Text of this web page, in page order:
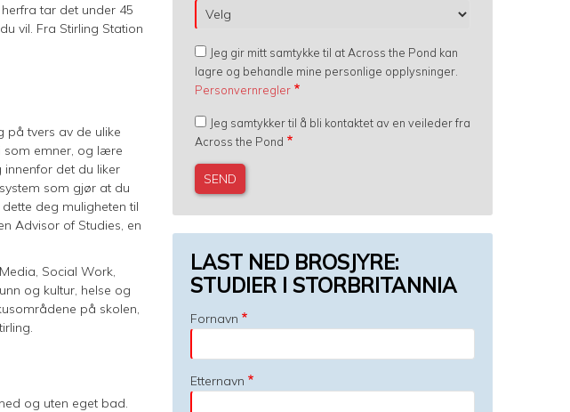
tar det under 45
vil. Fra Stirling Station
på tvers av de ulike
som emner, og lære
det du liker
som gjør at du
deg muligheten til
Advisor of Studies, en
Social Work,
og kultur, helse og
på skolen,
og uten eget bad.
Jeg gir mitt samtykke til at Across the Pond kan
lagre og behandle mine personlige opplysninger.
Personvernregler
Jeg samtykker til å bli kontaktet av en veileder fra
Across the Pond
LAST NED BROSJYRE:
STUDIER I STORBRITANNIA
Fornavn
Etternavn